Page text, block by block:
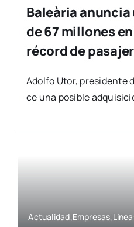
Baleària
de 67 millones
récord de
Adol­fo Utor, pre­si­den­te
ce una posi­ble